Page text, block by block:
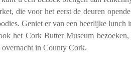
die voor het eerst de deuren
Geniet er van een heerlijke lunch
het Cork Butter Museum bezoeken,
overnacht in County Cork.